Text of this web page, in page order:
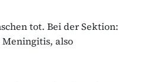
tot. Bei der Sektion:
also